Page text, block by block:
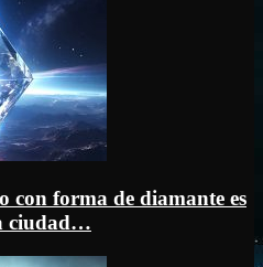
con forma de diamante es
ciudad…